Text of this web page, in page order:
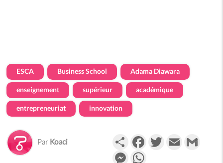
ESCA Business School Adama Diawara
enseignement supérieur académique
entrepreneuriat innovation
Par Koaci PartagerFacebookTwitterEmail
Messenger